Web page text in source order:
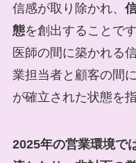
信感が取り除かれ、
態を創出することで
医師の間に築かれる
業担当者と顧客の間
が確立された状態を指
2025年の営業環境で